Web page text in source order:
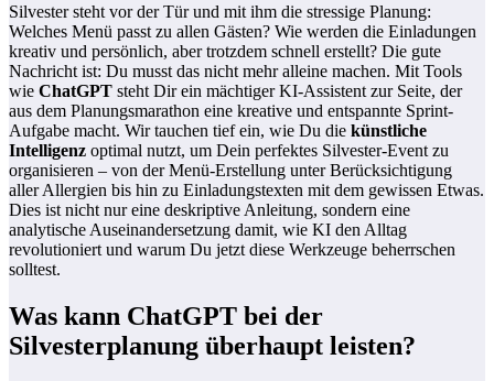
Silvester steht vor der Tür und mit ihm die stressige Planung:
Welches Menü passt zu allen Gästen? Wie werden die Einladungen
kreativ und persönlich, aber trotzdem schnell erstellt? Die gute
Nachricht ist: Du musst das nicht mehr alleine machen. Mit Tools
wie ChatGPT steht Dir ein mächtiger KI-Assistent zur Seite, der
aus dem Planungsmarathon eine kreative und entspannte Sprint-
Aufgabe macht. Wir tauchen tief ein, wie Du die künstliche
Intelligenz optimal nutzt, um Dein perfektes Silvester-Event zu
organisieren – von der Menü-Erstellung unter Berücksichtigung
aller Allergien bis hin zu Einladungstexten mit dem gewissen Etwas.
Dies ist nicht nur eine deskriptive Anleitung, sondern eine
analytische Auseinandersetzung damit, wie KI den Alltag
revolutioniert und warum Du jetzt diese Werkzeuge beherrschen
solltest.
Was kann ChatGPT bei der
Silvesterplanung überhaupt leisten?